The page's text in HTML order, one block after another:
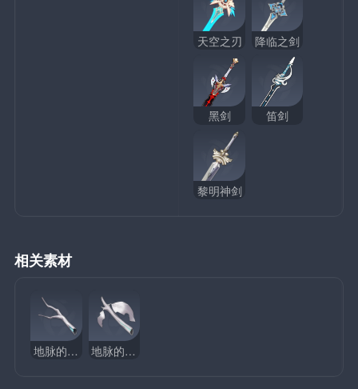
天空之刃 降临之剑
黑剑 笛剑
黎明神剑
相关素材
地脉的旧枝 地脉的枯叶